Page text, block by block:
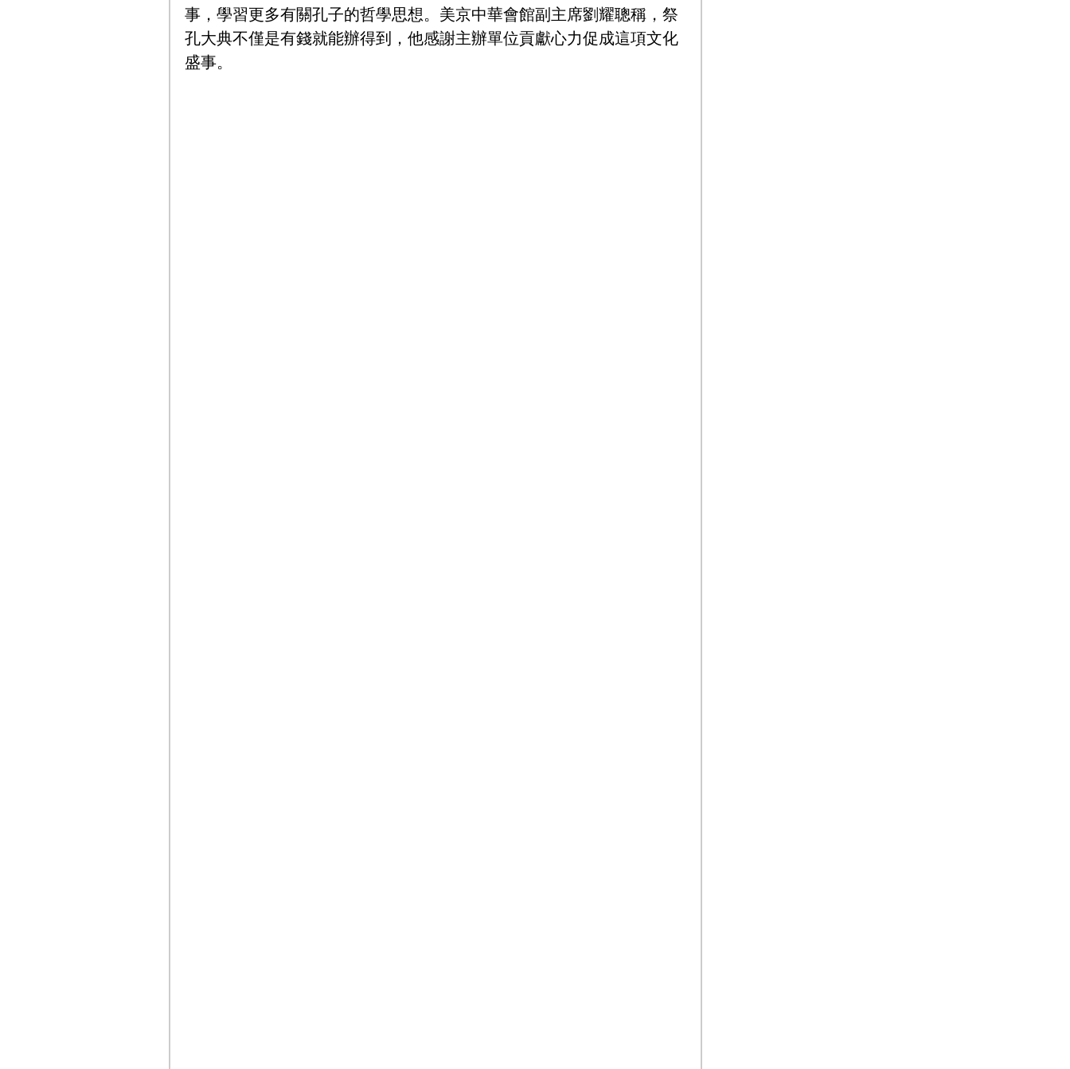
事，學習更多有關孔子的哲學思想。美京中華會館副主席劉耀聰稱，祭
孔大典不僅是有錢就能辦得到，他感謝主辦單位貢獻心力促成這項文化
盛事。